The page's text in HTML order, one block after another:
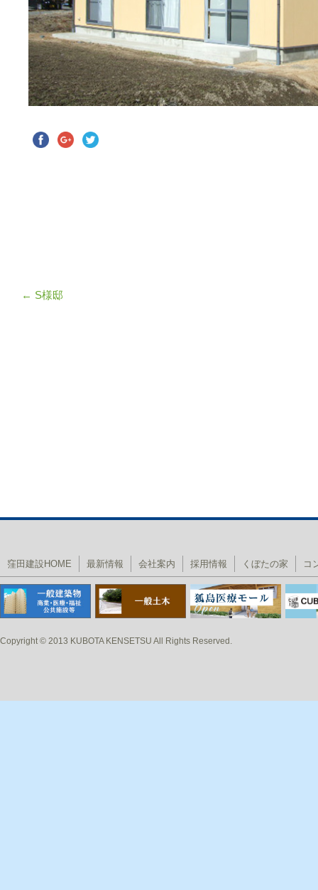
← S様邸
窪田建設HOME 最新情報 会社案内 採用情報 くぼたの家 コ
Copyright © 2013 KUBOTA KENSETSU All Rights Reserved.